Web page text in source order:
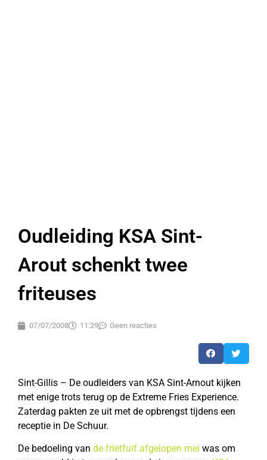
Oudleiding KSA Sint-
Arout schenkt twee
friteuses
07/07/2008 11:29 Geen reacties
Sint-Gillis – De oudleiders van KSA Sint-Arnout kijken
met enige trots terug op de Extreme Fries Experience.
Zaterdag pakten ze uit met de opbrengst tijdens een
receptie in De Schuur.
De bedoeling van de frietfuif afgelopen mei was om